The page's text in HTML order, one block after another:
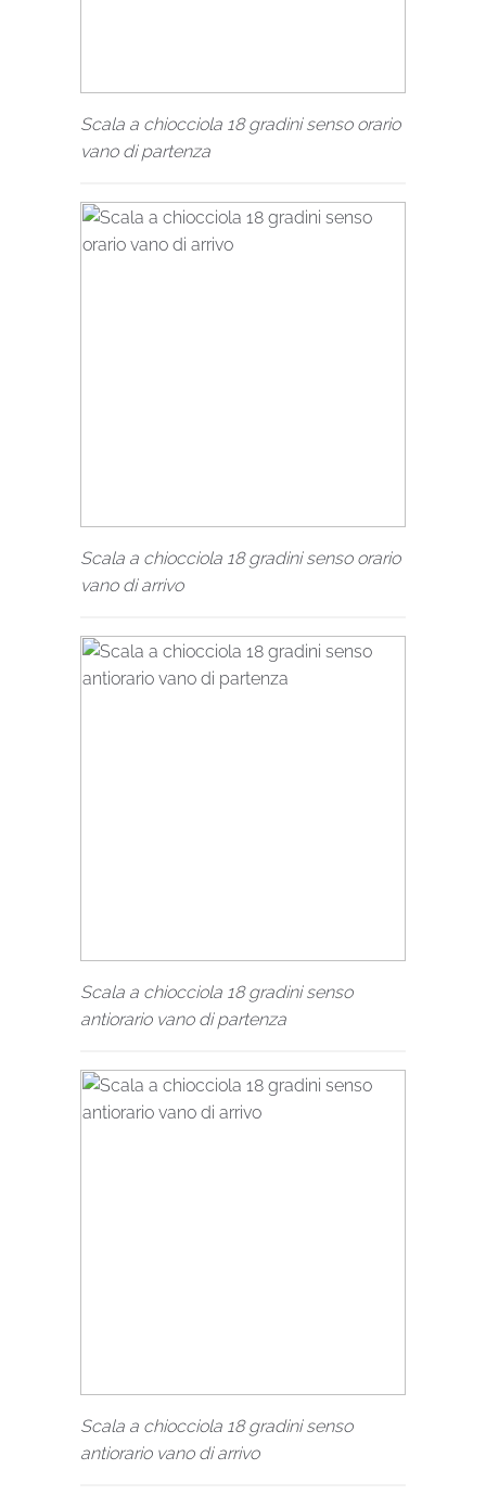
Scala a chiocciola 18 gradini senso orario
vano di partenza
Scala a chiocciola 18 gradini senso orario
vano di arrivo
Scala a chiocciola 18 gradini senso
antiorario vano di partenza
Scala a chiocciola 18 gradini senso
antiorario vano di arrivo